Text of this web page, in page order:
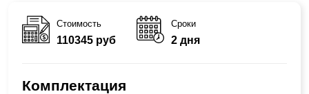
Стоимость
110345 руб
Сроки
2 дня
Комплектация